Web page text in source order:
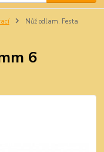
Nůž odlam. Festa
6